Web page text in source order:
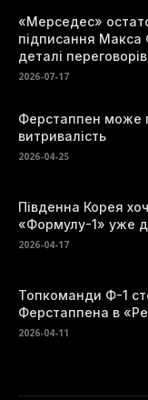
«Мерседес»
підписання Макса
деталі переговорів
2026-07-17
Ферстаппен може
витривалість
2026-04-25
Південна Корея
«Формулу-1» уже
2026-04-17
Топкоманди Ф-1
Ферстаппена в
2026-04-11